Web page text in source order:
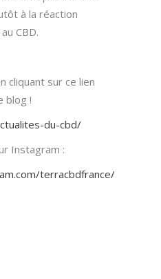
à la réaction
CBD.
cliquant sur ce lien
blog !
du-cbd/
Instagram :
terracbdfrance/